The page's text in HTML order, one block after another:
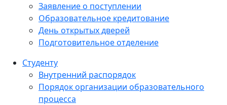
Заявление о поступлении
Образовательное кредитование
День открытых дверей
Подготовительное отделение
Студенту
Внутренний распорядок
Порядок организации образовательного
процесса